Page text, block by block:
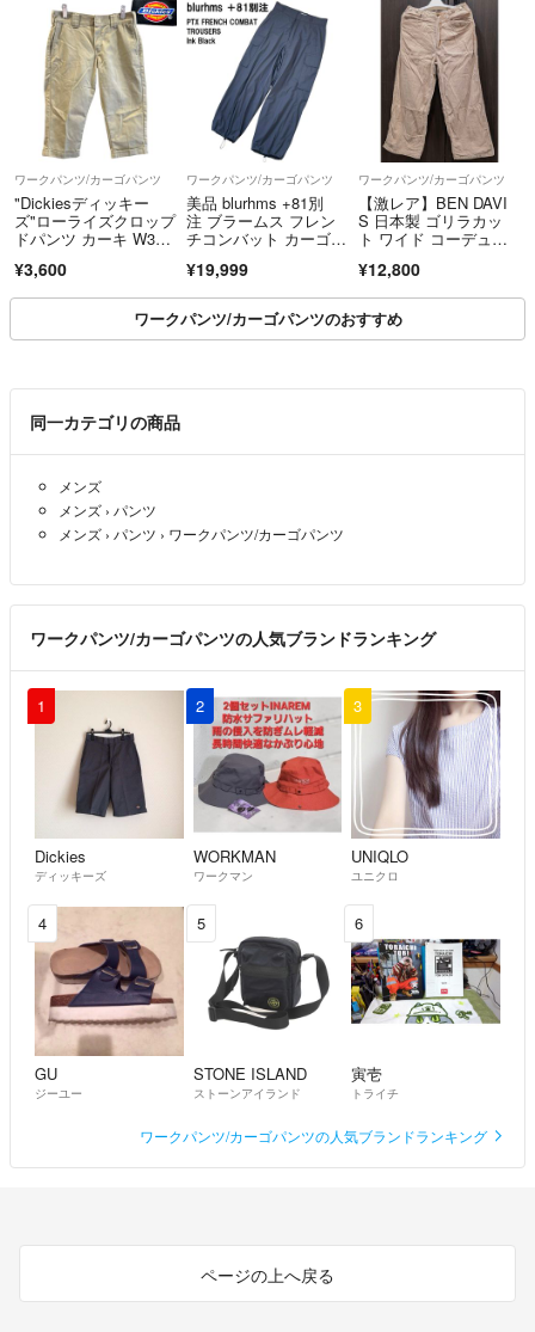
※モールの規約により、直接受け取りが不可の場合は配送対応のみとなり
ます。
________________________________________
6. ご購入にあたってのお願い
中古品の特性上、コンディションの感じ方には個人差がございます。
十分ご理解のうえご注文をお願いいたします。
ご不明点がございましたら、ご購入前にお問い合わせください。
【酒類・刃物類・モデルガン・加熱式たばこ等の販売に関するご注意】
20歳未満の飲酒・喫煙は法律で禁止されています。
当店では、20歳未満の方への酒類・たばこ関連商品の販売は行っておりま
ご購入時またはお取引時に、年齢確認・本人確認をお願いする場合がござ
います。
年齢確認等にご協力いただけない場合、または販売条件を満たさないと判
断した場合は、ご注文をキャンセルさせていただく場合がございます。
す。
【管理番号】WR0003740
れています。
ワークパンツ/カーゴパンツ
"Dickiesディッキー
ズ"ローライズクロップ
ドパンツ カーキ W3
ンツ ショートパン
¥3,600
ワークパンツ/カーゴパンツ
美品 blurhms +81別
注 ブラームス フレン
チコンバット カーゴパ
ク 黒 ワイドシルエッ
¥19,999
ワークパンツ/カーゴパンツ
【激レア】BEN DAVI
S 日本製 ゴリラカッ
ト ワイド コーデュロ
¥12,800
ワークパンツ/カーゴパンツのおすすめ
同一カテゴリの商品
メンズ
メンズ › パンツ
メンズ › パンツ › ワークパンツ/カーゴパンツ
ワークパンツ/カーゴパンツの人気ブランドランキング
1
Dickies
ディッキーズ
2
WORKMAN
ワークマン
3
UNIQLO
ユニクロ
4
GU
ジーユー
5
STONE ISLAND
ストーンアイランド
6
寅壱
トライチ
ワークパンツ/カーゴパンツの人気ブランドランキング
ページの上へ戻る